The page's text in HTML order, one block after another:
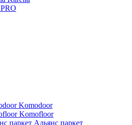
PRO
Komodoor
Komofloor
Альянс паркет